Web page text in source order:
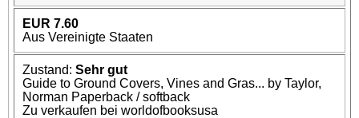
EUR 7.60
Aus Vereinigte Staaten
Zustand: Sehr gut
Guide to Ground Covers, Vines and Gras... by Taylor,
Norman Paperback / softback
Zu verkaufen bei worldofbooksusa